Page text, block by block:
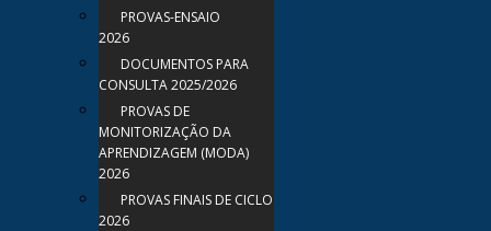
PROVAS-ENSAIO
2026
DOCUMENTOS PARA
CONSULTA 2025/2026
PROVAS DE
MONITORIZAÇÃO DA
APRENDIZAGEM (MODA)
2026
PROVAS FINAIS DE CICLO
2026